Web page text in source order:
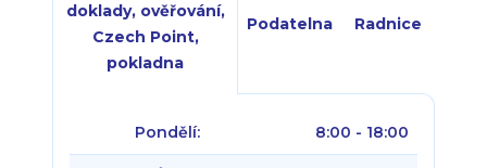
doklady, ověřování,
Czech Point,
pokladna
Podatelna Radnice
Pondělí: 8:00 - 18:00